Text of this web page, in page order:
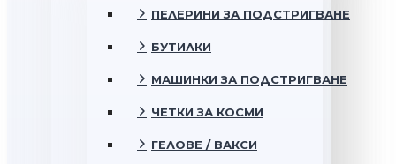
ПЕЛЕРИНИ ЗА ПОДСТРИГВАНЕ
БУТИЛКИ
МАШИНКИ ЗА ПОДСТРИГВАНЕ
ЧЕТКИ ЗА КОСМИ
ГЕЛОВЕ / ВАКСИ